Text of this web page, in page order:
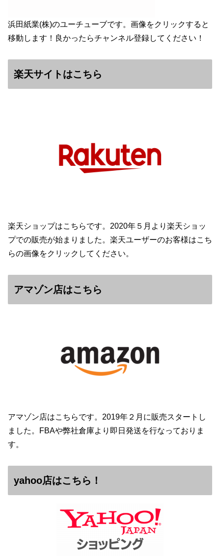
浜田紙業(株)のユーチューブです。画像をクリックすると
移動します！良かったらチャンネル登録してください！
楽天サイトはこちら
楽天ショップはこちらです。2020年５月より楽天ショッ
プでの販売が始まりました。楽天ユーザーのお客様はこち
らの画像をクリックしてください。
アマゾン店はこちら
アマゾン店はこちらです。2019年２月に販売スタートし
ました。FBAや弊社倉庫より即日発送を行なっておりま
す。
yahoo店はこちら！